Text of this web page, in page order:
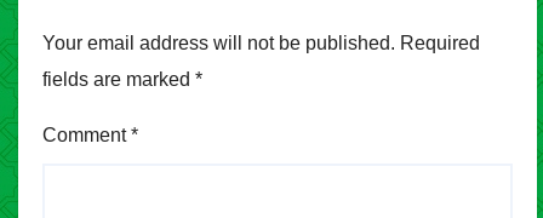
Your email address will not be published. Required
fields are marked *
Comment*